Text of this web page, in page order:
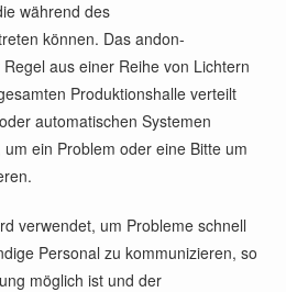
während des
können. Das andon-
aus einer Reihe von Lichtern
Produktionshalle verteilt
automatischen Systemen
ein Problem oder eine Bitte um
verwendet, um Probleme schnell
Personal zu kommunizieren, so
möglich ist und der